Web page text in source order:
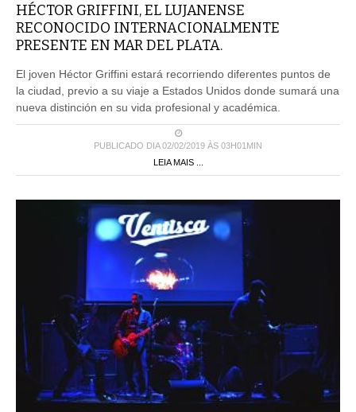
HÉCTOR GRIFFINI, EL LUJANENSE
RECONOCIDO INTERNACIONALMENTE
PRESENTE EN MAR DEL PLATA.
El joven Héctor Griffini estará recorriendo diferentes puntos de
la ciudad, previo a su viaje a Estados Unidos donde sumará una
nueva distinción en su vida profesional y académica.
PUBLICADO DIA 02/02/2019 ÀS 03H01MIN
LEIA MAIS ...